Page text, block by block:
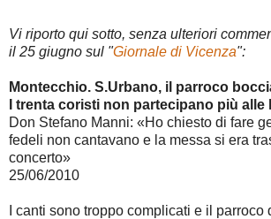
Vi riporto qui sotto, senza ulteriori
il 25 giugno sul "Giornale di Vicenza":
Montecchio. S.Urbano, il parroco
I trenta coristi non partecipano più
Don Stefano Manni: «Ho chiesto di fare
fedeli non cantavano e la messa si era
concerto»
25/06/2010
I canti sono troppo complicati e il parroco